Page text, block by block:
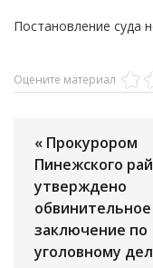
Постановление суда
Оцените материал
« Прокурором
Пинежского
утверждено
обвинительное
заключение по
уголовному